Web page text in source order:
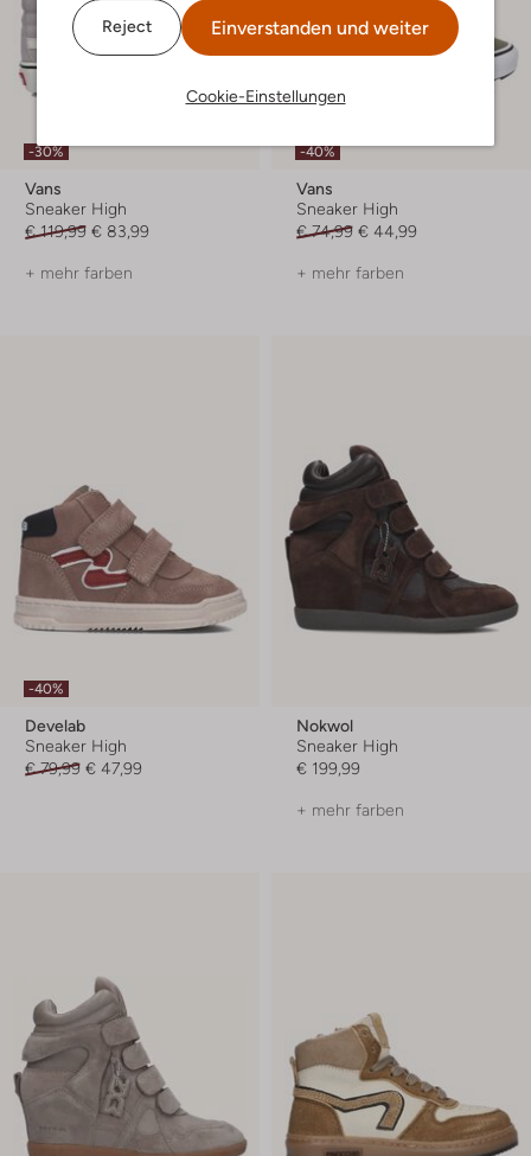
Reject Einverstanden und weiter
Cookie-Einstellungen
-30%
Vans
Sneaker High
€ 119,99 € 83,99
+ mehr farben
-40%
Vans
Sneaker High
€ 74,99 € 44,99
+ mehr farben
-40%
Develab
Sneaker High
€ 79,99 € 47,99
Nokwol
Sneaker High
€ 199,99
+ mehr farben